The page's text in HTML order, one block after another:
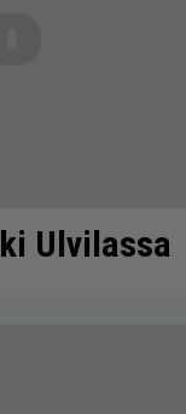
Ulvilassa